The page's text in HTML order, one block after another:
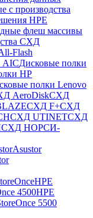
с производства
HPE
флеш массивы
СХД
Flash
AICДисковые полки
HP
полки Lenovo
AeroDiskСХД
СХД F+СХД
СХД UTINETСХД
СХД НОРСИ-
Asustor
HPE
4500HPE
5500